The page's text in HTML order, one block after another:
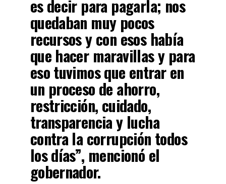
es decir para pagarla; nos
quedaban muy pocos
recursos y con esos había
que hacer maravillas y para
eso tuvimos que entrar en
un proceso de ahorro,
restricción, cuidado,
transparencia y lucha
contra la corrupción todos
los días”, mencionó el
gobernador.